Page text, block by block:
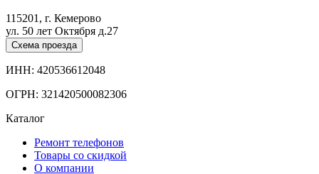
115201, г. Кемерово
ул. 50 лет Октября д.27
Схема проезда
ИНН: 420536612048
ОГРН: 321420500082306
Каталог
Ремонт телефонов
Товары со скидкой
О компании